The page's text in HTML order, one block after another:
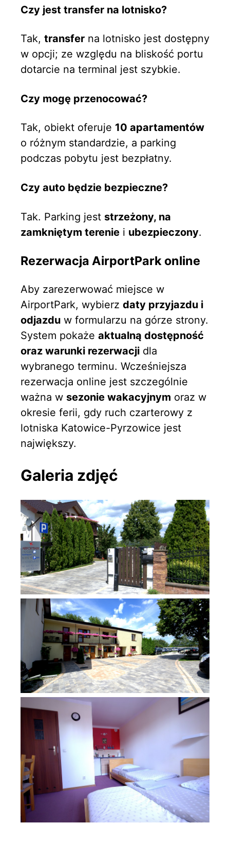
Czy jest transfer na lotnisko?
Tak, transfer na lotnisko jest dostępny
w opcji; ze względu na bliskość portu
dotarcie na terminal jest szybkie.
Czy mogę przenocować?
Tak, obiekt oferuje 10 apartamentów
o różnym standardzie, a parking
podczas pobytu jest bezpłatny.
Czy auto będzie bezpieczne?
Tak. Parking jest strzeżony, na
zamkniętym terenie i ubezpieczony.
Rezerwacja AirportPark online
Aby zarezerwować miejsce w
AirportPark, wybierz daty przyjazdu i
odjazdu w formularzu na górze strony.
System pokaże aktualną dostępność
oraz warunki rezerwacji dla
wybranego terminu. Wcześniejsza
rezerwacja online jest szczególnie
ważna w sezonie wakacyjnym oraz w
okresie ferii, gdy ruch czarterowy z
lotniska Katowice-Pyrzowice jest
największy.
Galeria zdjęć